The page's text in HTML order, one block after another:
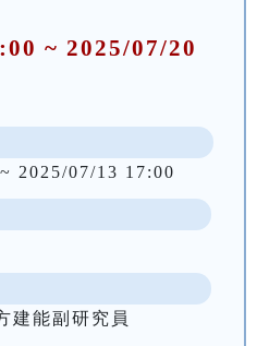
~ 2025/07/20
2025/07/13 17:00
建能副研究員